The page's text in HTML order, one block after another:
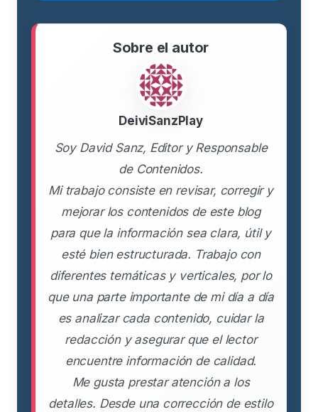
Sobre el autor
DeiviSanzPlay
Soy David Sanz, Editor y Responsable
de Contenidos.
Mi trabajo consiste en revisar, corregir y
mejorar los contenidos de este blog
para que la información sea clara, útil y
esté bien estructurada. Trabajo con
diferentes temáticas y verticales, por lo
que una parte importante de mi día a día
es analizar cada contenido, cuidar la
redacción y asegurar que el lector
encuentre información de calidad.
Me gusta prestar atención a los
detalles. Desde una corrección de estilo